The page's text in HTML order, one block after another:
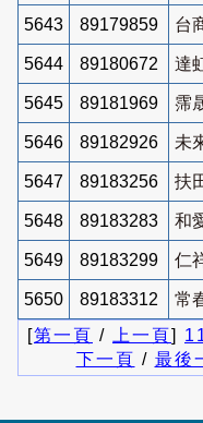
5643 89179859 台
5644 89180672 達
5645 89181969 霈
5646 89182926 未
5647 89183256 扶
5648 89183283 和
5649 89183299 仁
5650 89183312
常
[第一頁 / 上一頁]
下一頁 / 最後